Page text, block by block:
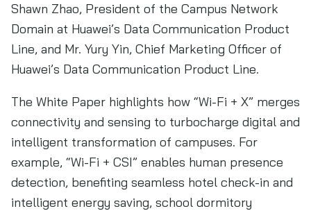
Shawn Zhao, President of the Campus Network
Domain at Huawei’s Data Communication Product
Line, and Mr. Yury Yin, Chief Marketing Officer of
Huawei’s Data Communication Product Line.
The White Paper highlights how “Wi-Fi + X” merges
connectivity and sensing to turbocharge digital and
intelligent transformation of campuses. For
example, “Wi-Fi + CSI” enables human presence
detection, benefiting seamless hotel check-in and
intelligent energy saving, school dormitory